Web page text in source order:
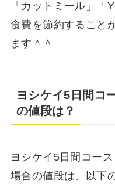
「カットミール」「
食費を節約すること
ます＾＾
ヨシケイ5日間コ
の値段は？
ヨシケイ5日間コー
場合の値段は、以下